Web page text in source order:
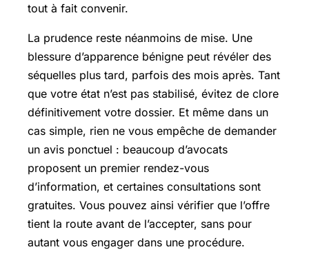
tout à fait convenir.
La prudence reste néanmoins de mise. Une
blessure d’apparence bénigne peut révéler des
séquelles plus tard, parfois des mois après. Tant
que votre état n’est pas stabilisé, évitez de clore
définitivement votre dossier. Et même dans un
cas simple, rien ne vous empêche de demander
un avis ponctuel : beaucoup d’avocats
proposent un premier rendez-vous
d’information, et certaines consultations sont
gratuites. Vous pouvez ainsi vérifier que l’offre
tient la route avant de l’accepter, sans pour
autant vous engager dans une procédure.